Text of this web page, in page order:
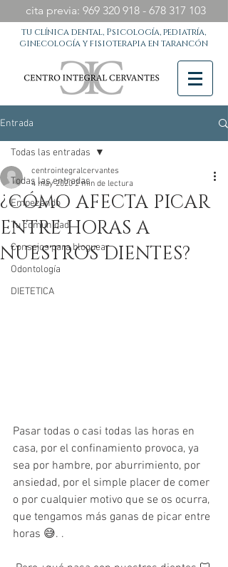
cita previa: 969 320 918 - 678 317 103
tu clínica dental, Psicología, pediatría,
ginecología y fisioterapia en tarancón
Entrada
Todas las entradas
Empezando
Tu comunidad
Consejos para bloguear
Odontología
DIETETICA
Todas las entradas
¿CÓMO AFECTA PICAR
ENTRE HORAS A
NUESTROS DIENTES?
centrointegralcervantes
4 may 2020 2 min de lectura
Pasar todas o casi todas las horas en
casa, por el confinamiento provoca, ya
sea por hambre, por aburrimiento, por
ansiedad, por el simple placer de comer
o por cualquier motivo que se os ocurra,
que tengamos más ganas de picar entre
horas 😅. .